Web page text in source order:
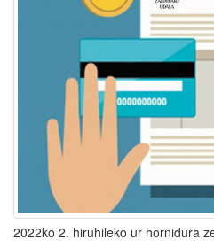
2022ko 2. hiruhileko ur hornidura